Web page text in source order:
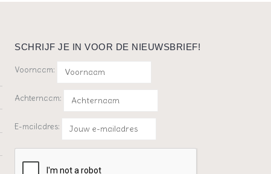
SCHRIJF JE IN VOOR DE NIEUWSBRIEF!
Voornaam:
Achternaam:
E-mailadres: